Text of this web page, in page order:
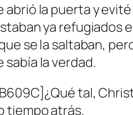
abrió la puerta y
ya refugiados
se la saltaban,
la verdad.
tal,
tiempo atrás.